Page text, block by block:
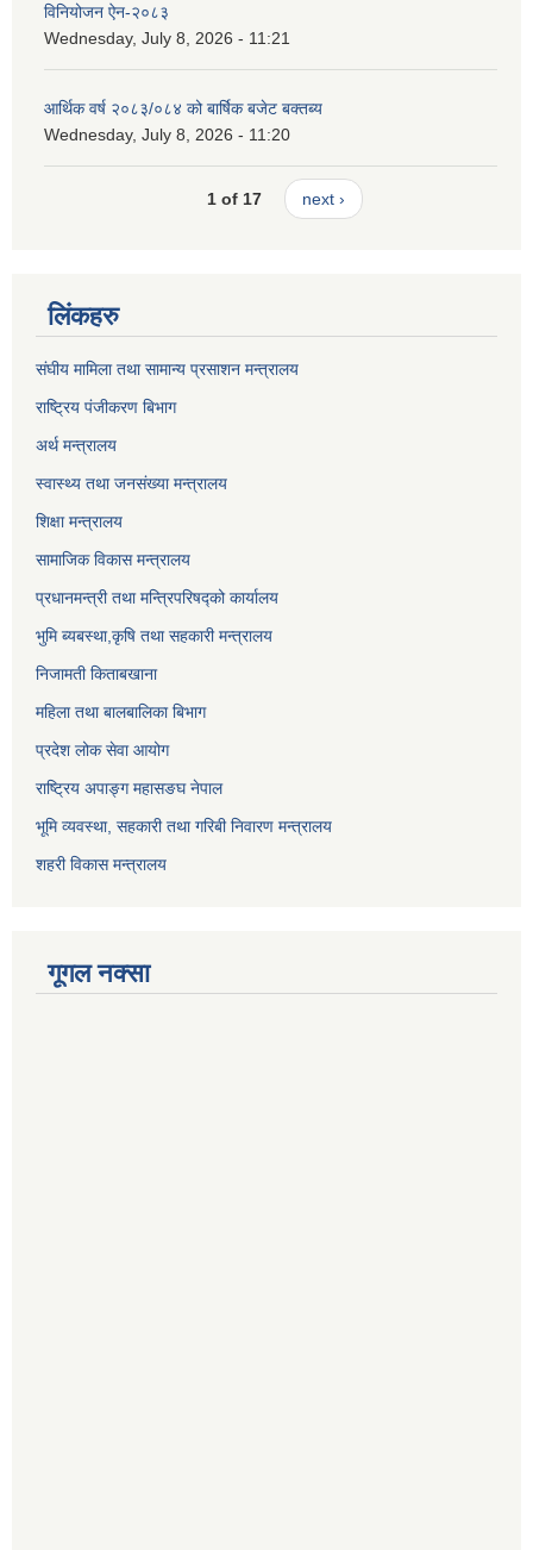
विनियोजन ऐन-२०८३
Wednesday, July 8, 2026 - 11:21
आर्थिक वर्ष २०८३/०८४ को बार्षिक बजेट बक्तब्य
Wednesday, July 8, 2026 - 11:20
1 of 17 next ›
लिंकहरु
संघीय मामिला तथा सामान्य प्रसाशन मन्त्रालय
राष्ट्रिय पंजीकरण बिभाग
अर्थ मन्त्रालय
स्वास्थ्य तथा जनसंख्या मन्त्रालय
शिक्षा मन्त्रालय
सामाजिक विकास मन्त्रालय
प्रधानमन्त्री तथा मन्त्रिपरिषद्को कार्यालय
भुमि ब्यबस्था,कृषि तथा सहकारी मन्त्रालय
निजामती किताबखाना
महिला तथा बालबालिका बिभाग
प्रदेश लोक सेवा आयोग
राष्ट्रिय अपाङ्ग महासङघ नेपाल
भूमि व्यवस्था, सहकारी तथा गरिबी निवारण मन्त्रालय
शहरी विकास मन्त्रालय
गूगल नक्सा